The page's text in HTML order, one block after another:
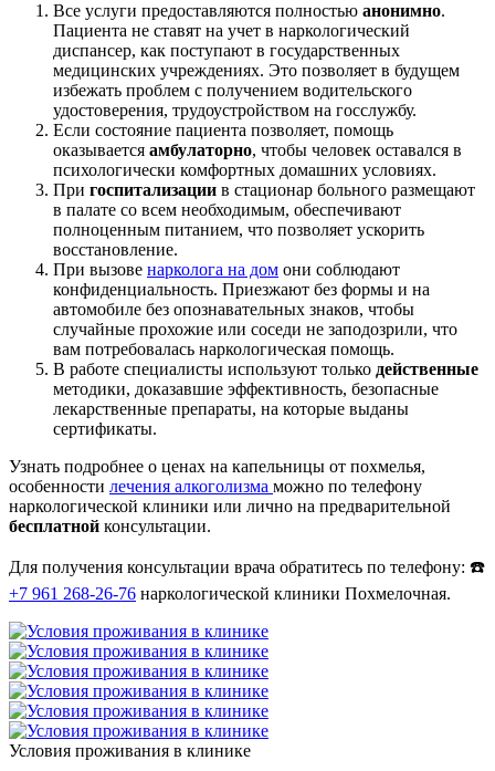
Все услуги предоставляются полностью анонимно.
Пациента не ставят на учет в наркологический
диспансер, как поступают в государственных
медицинских учреждениях. Это позволяет в будущем
избежать проблем с получением водительского
удостоверения, трудоустройством на госслужбу.
Если состояние пациента позволяет, помощь
оказывается амбулаторно, чтобы человек оставался в
психологически комфортных домашних условиях.
При госпитализации в стационар больного размещают
в палате со всем необходимым, обеспечивают
полноценным питанием, что позволяет ускорить
восстановление.
При вызове нарколога на дом они соблюдают
конфиденциальность. Приезжают без формы и на
автомобиле без опознавательных знаков, чтобы
случайные прохожие или соседи не заподозрили, что
вам потребовалась наркологическая помощь.
В работе специалисты используют только действенные
методики, доказавшие эффективность, безопасные
лекарственные препараты, на которые выданы
сертификаты.
Узнать подробнее о ценах на капельницы от похмелья,
особенности лечения алкоголизма можно по телефону
наркологической клиники или лично на предварительной
бесплатной консультации.
Для получения консультации врача обратитесь по телефону: ☎️
+7 961 268-26-76 наркологической клиники Похмелочная.
Условия проживания в клинике